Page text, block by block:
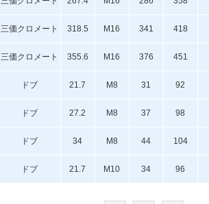
三価クロメート 318.5 M16 341 418
三価クロメート 355.6 M16 376 451
ドブ 21.7 M8 31 92
ドブ 27.2 M8 37 98
ドブ 34 M8 44 104
ドブ 21.7 M10 34 96